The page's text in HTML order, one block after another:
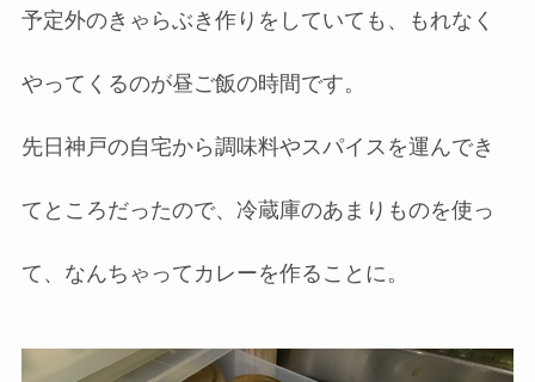
予定外のきゃらぶき作りをしていても、もれなく
やってくるのが昼ご飯の時間です。
先日神戸の自宅から調味料やスパイスを運んでき
てところだったので、冷蔵庫のあまりものを使っ
て、なんちゃってカレーを作ることに。